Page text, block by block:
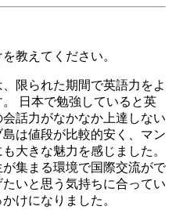
教えてください。
限られた期間で英語力をよ
日本で勉強していると英
話力がなかなか上達しない
は値段が比較的安く、マン
大きな魅力を感じました。
集まる環境で国際交流がで
いと思う気持ちに合ってい
けになりました。